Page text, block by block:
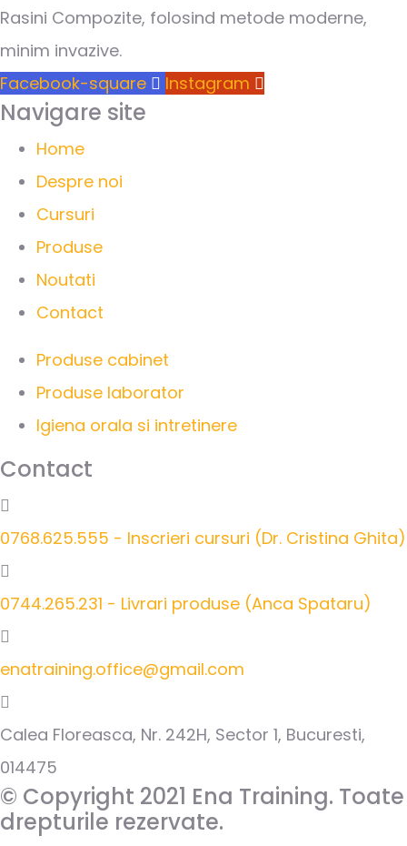
Rasini Compozite, folosind metode moderne,
minim invazive.
Facebook-square
Instagram
Navigare site
Home
Despre noi
Cursuri
Produse
Noutati
Contact
Produse cabinet
Produse laborator
Igiena orala si intretinere
Contact
0768.625.555 - Inscrieri cursuri (Dr. Cristina Ghita)
0744.265.231 - Livrari produse (Anca Spataru)
enatraining.office@gmail.com
Calea Floreasca, Nr. 242H, Sector 1, Bucuresti,
014475
© Copyright 2021 Ena Training. Toate
drepturile rezervate.